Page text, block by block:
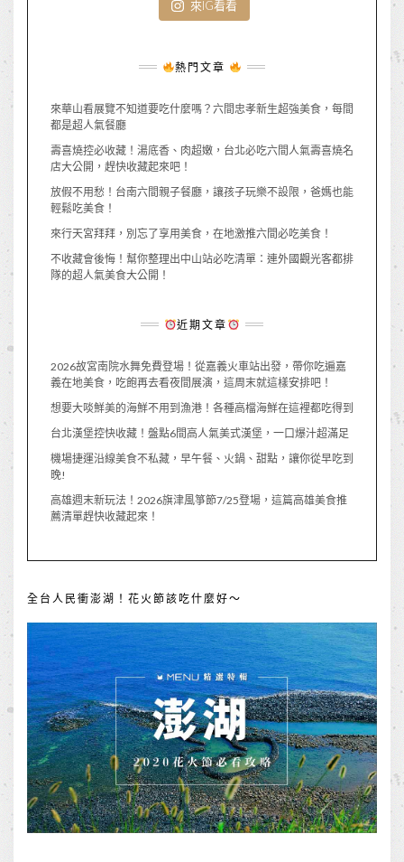
來IG看看
熱門文章
來華山看展覽不知道要吃什麼嗎？六間忠孝新生超強美食，每間
都是超人氣餐廳
壽喜燒控必收藏！湯底香、肉超嫩，台北必吃六間人氣壽喜燒名
店大公開，趕快收藏起來吧！
放假不用愁！台南六間親子餐廳，讓孩子玩樂不設限，爸媽也能
輕鬆吃美食！
來行天宮拜拜，別忘了享用美食，在地激推六間必吃美食！
不收藏會後悔！幫你整理出中山站必吃清單：連外國觀光客都排
隊的超人氣美食大公開！
近期文章
2026故宮南院水舞免費登場！從嘉義火車站出發，帶你吃遍嘉
義在地美食，吃飽再去看夜間展演，這周末就這樣安排吧！
想要大啖鮮美的海鮮不用到漁港！各種高檔海鮮在這裡都吃得到
台北漢堡控快收藏！盤點6間高人氣美式漢堡，一口爆汁超滿足
機場捷運沿線美食不私藏，早午餐、火鍋、甜點，讓你從早吃到
晚!
高雄週末新玩法！2026旗津風箏節7/25登場，這篇高雄美食推
薦清單趕快收藏起來！
全台人民衝澎湖！花火節該吃什麼好～